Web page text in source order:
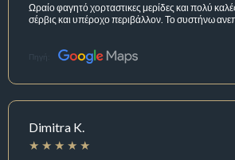
Ωραίο φαγητό χορταστικες μερίδες και πολύ
σέρβις και υπέροχο περιβάλλον. Το συστήνω
Πηγή:
Dimitra K.